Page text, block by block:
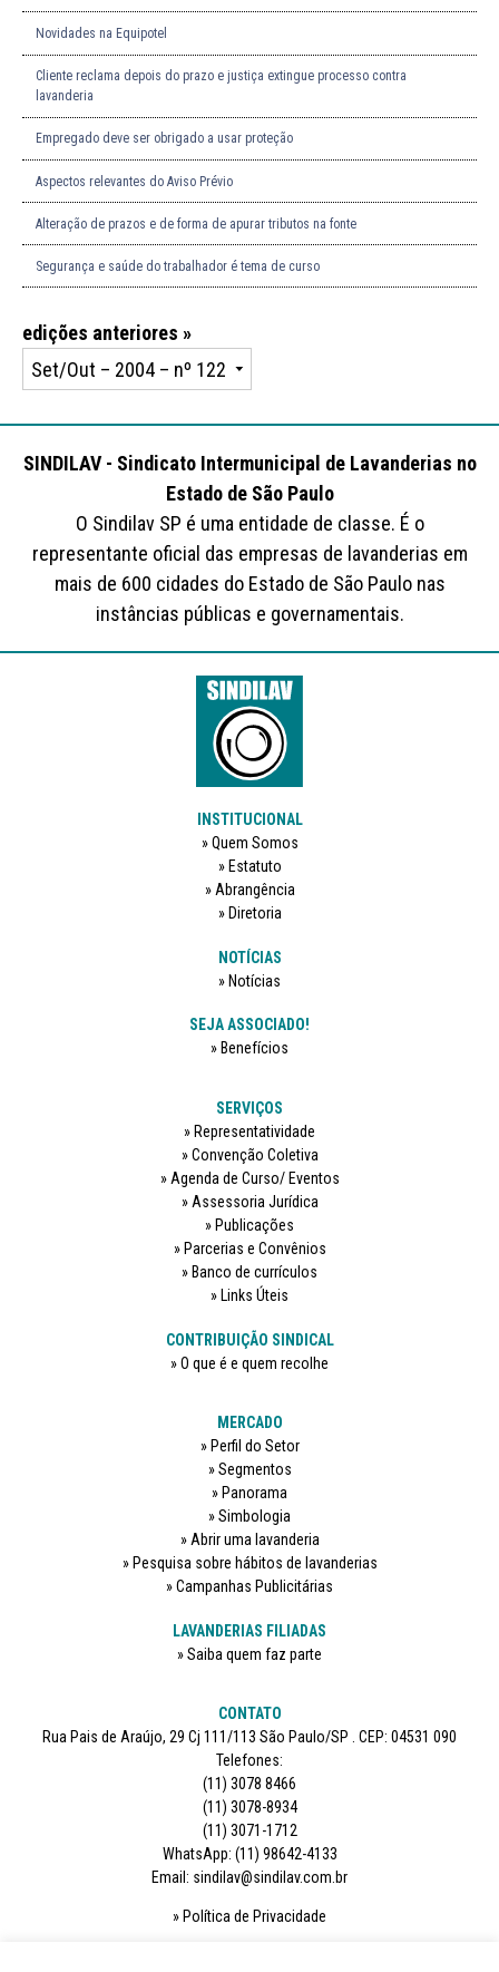
Novidades na Equipotel
Cliente reclama depois do prazo e justiça extingue processo contra
lavanderia
Empregado deve ser obrigado a usar proteção
Aspectos relevantes do Aviso Prévio
Alteração de prazos e de forma de apurar tributos na fonte
Segurança e saúde do trabalhador é tema de curso
edições anteriores »
SINDILAV - Sindicato Intermunicipal de Lavanderias no
Estado de São Paulo
O Sindilav SP é uma entidade de classe. É o
representante oficial das empresas de lavanderias em
mais de 600 cidades do Estado de São Paulo nas
instâncias públicas e governamentais.
INSTITUCIONAL
Quem Somos
Estatuto
Abrangência
Diretoria
NOTÍCIAS
Notícias
SEJA ASSOCIADO!
Benefícios
SERVIÇOS
Representatividade
Convenção Coletiva
Agenda de Curso/ Eventos
Assessoria Jurídica
Publicações
Parcerias e Convênios
Banco de currículos
Links Úteis
CONTRIBUIÇÃO SINDICAL
O que é e quem recolhe
MERCADO
Perfil do Setor
Segmentos
Panorama
Simbologia
Abrir uma lavanderia
Pesquisa sobre hábitos de lavanderias
Campanhas Publicitárias
LAVANDERIAS FILIADAS
Saiba quem faz parte
CONTATO
Rua Pais de Araújo, 29 Cj 111/113 São Paulo/SP . CEP: 04531 090
Telefones:
(11) 3078 8466
(11) 3078-8934
(11) 3071-1712
WhatsApp: (11) 98642-4133
Email: sindilav@sindilav.com.br
Política de Privacidade